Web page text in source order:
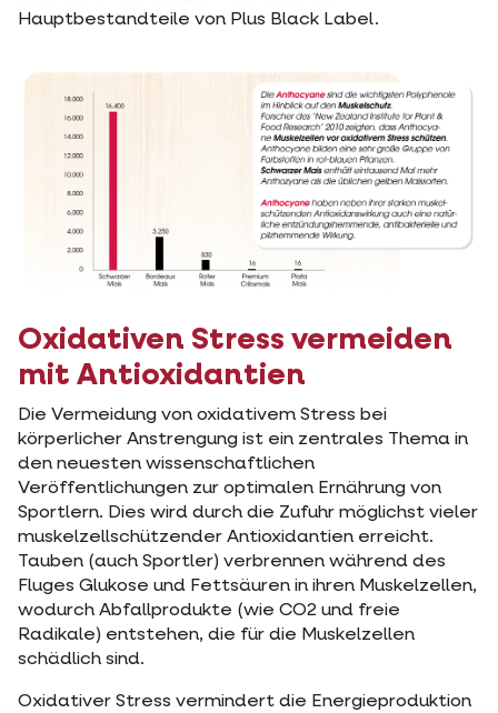
Hauptbestandteile von Plus Black Label.
Oxidativen Stress vermeiden
mit Antioxidantien
Die Vermeidung von oxidativem Stress bei
körperlicher Anstrengung ist ein zentrales Thema in
den neuesten wissenschaftlichen
Veröffentlichungen zur optimalen Ernährung von
Sportlern. Dies wird durch die Zufuhr möglichst vieler
muskelzellschützender Antioxidantien erreicht.
Tauben (auch Sportler) verbrennen während des
Fluges Glukose und Fettsäuren in ihren Muskelzellen,
wodurch Abfallprodukte (wie CO2 und freie
Radikale) entstehen, die für die Muskelzellen
schädlich sind.
Oxidativer Stress vermindert die Energieproduktion